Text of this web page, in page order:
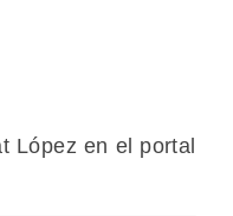
López en el portal